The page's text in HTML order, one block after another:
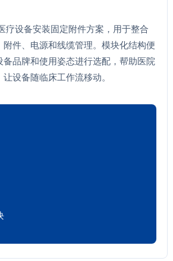
疗设备安装固定附件方案，用于整合
附件、电源和线缆管理。模块化结构便
品牌和使用姿态进行选配，帮助医院
设备随临床工作流移动。